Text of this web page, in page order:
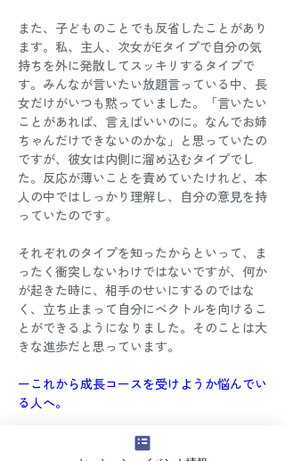
また、子どものことでも反省したことがあり
ます。私、主人、次女がEタイプで自分の気
持ちを外に発散してスッキリするタイプで
す。みんなが言いたい放題言っている中、長
女だけがいつも黙っていました。「言いたい
ことがあれば、言えばいいのに。なんでお姉
ちゃんだけできないのかな」と思っていたの
ですが、彼女は内側に溜め込むタイプでし
た。反応が薄いことを責めていたけれど、本
人の中ではしっかり理解し、自分の意見を持
っていたのです。
それぞれのタイプを知ったからといって、ま
ったく衝突しないわけではないですが、何か
が起きた時に、相手のせいにするのではな
く、立ち止まって自分にベクトルを向けるこ
とができるようになりました。そのことは大
きな進歩だと思っています。
ーこれから成長コースを受けようか悩んでい
る人へ。
自分にはダメなとこもあるし、良いところも